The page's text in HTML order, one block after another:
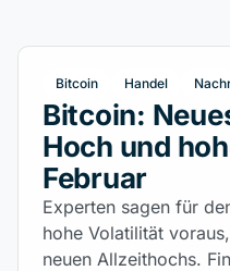
Bitcoin Handel
Bitcoin:
Hoch und
Februar
Experten sagen für
hohe Volatilität
neuen Allzeithochs.